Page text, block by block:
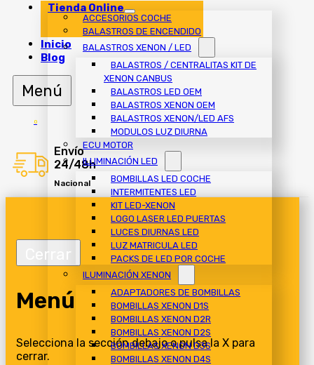
Tienda Online
ACCESORIOS COCHE
BALASTROS DE ENCENDIDO
BALASTROS XENON / LED
BALASTROS / CENTRALITAS KIT DE
XENON CANBUS
BALASTROS LED OEM
BALASTROS XENON OEM
BALASTROS XENON/LED AFS
MODULOS LUZ DIURNA
ECU MOTOR
ILUMINACIÓN LED
BOMBILLAS LED COCHE
INTERMITENTES LED
KIT LED-XENON
LOGO LASER LED PUERTAS
LUCES DIURNAS LED
LUZ MATRICULA LED
PACKS DE LED POR COCHE
ILUMINACIÓN XENON
ADAPTADORES DE BOMBILLAS
BOMBILLAS XENON D1S
BOMBILLAS XENON D2R
BOMBILLAS XENON D2S
BOMBILLAS XENON D3S
BOMBILLAS XENON D4S
Inicio
Blog
0
Envío
24/48h
Nacional
Menú
Selecciona la sección debajo o pulsa la X para
cerrar.